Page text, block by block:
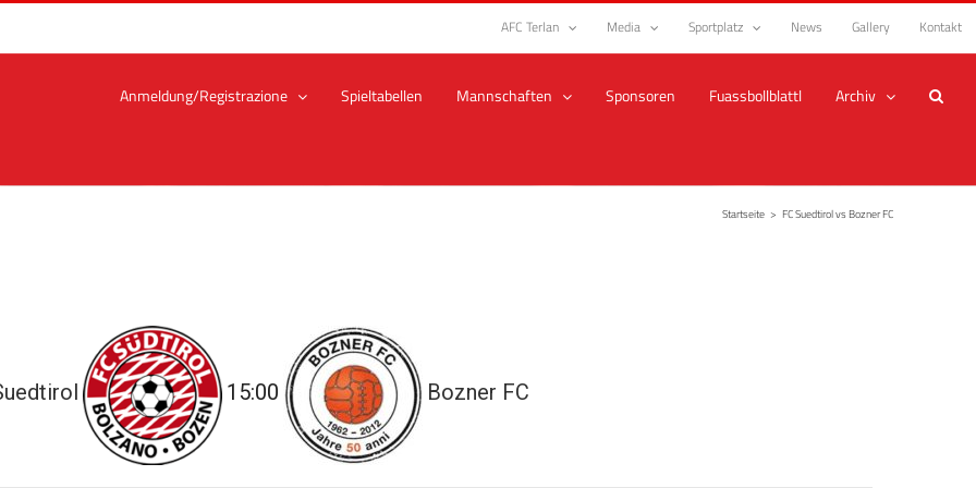
AFC Terlan Media Sportplatz News Gallery Kontakt
Anmeldung/Registrazione Spieltabellen Mannschaften Sponsoren Fuassbollblattl Archiv
Startseite > FC Suedtirol vs Bozner FC
15:00 Bozner FC